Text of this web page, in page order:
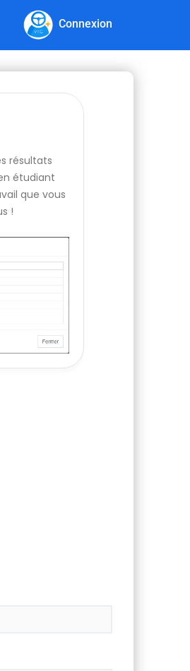
Connexion
résultats
étudiant
que vous
!